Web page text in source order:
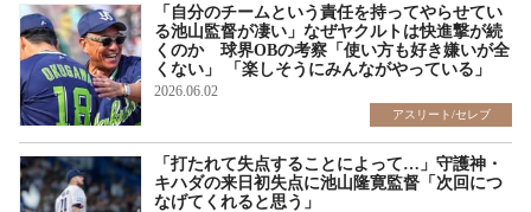
「自分のチームという責任を持ってやらせてい
る池山監督が凄い」なぜヤクルトは快進撃が続
くのか 球界OBの考察「使い方も好き嫌いが全
くない」 「楽しそうにみんながやっている」
2026.06.02
アスリート/セレブ
「打たれて失点することによって…」守護神・
キハダの来日初失点に池山隆寛監督「次回につ
なげてくれると思う」